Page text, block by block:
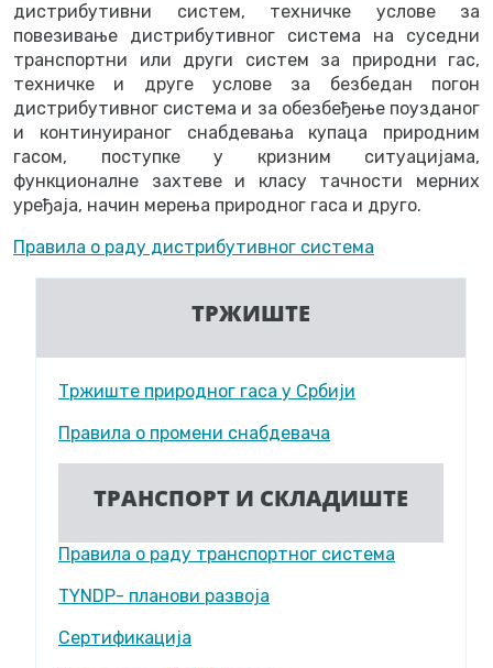
дистрибутивни систем, техничке услове за
повезивање дистрибутивног система на суседни
транспортни или други систем за природни гас,
техничке и друге услове за безбедан погон
дистрибутивног система и за обезбеђење поузданог
и континуираног снабдевања купаца природним
гасом, поступке у кризним ситуацијама,
функционалне захтеве и класу тачности мерних
уређаја, начин мерења природног гаса и друго.
Правила о раду дистрибутивног система
ТРЖИШТЕ
Тржиште природног гаса у Србији
Правила о промени снабдевача
ТРАНСПОРТ И СКЛАДИШТЕ
Правила о раду транспортног система
TYNDP- планови развоја
Сертификација